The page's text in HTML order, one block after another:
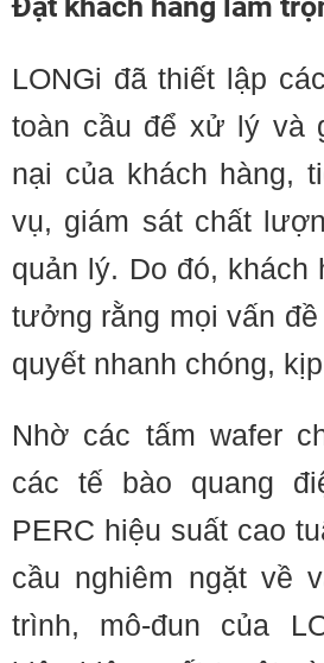
LONGi đã thiết lập
toàn cầu để xử lý và
nại của khách hàng,
vụ, giám sát chất
quản lý. Do đó, khách
tưởng rằng mọi vấn
quyết nhanh chóng,
Nhờ các tấm wafer
các tế bào quang
PERC hiệu suất cao
cầu nghiêm ngặt về
trình, mô-đun của